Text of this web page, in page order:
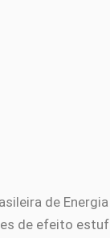
de
de efeito